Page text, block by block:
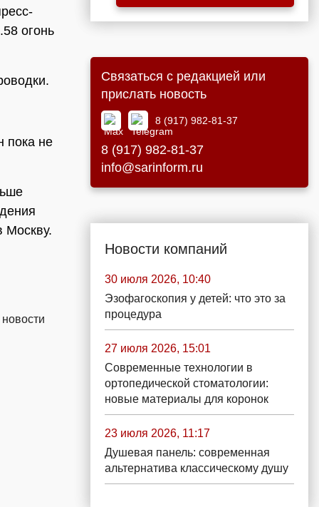
огонь
пока не
Москву.
Связаться с редакцией или
прислать новость
8 (917) 982-81-37
8 (917) 982-81-37
info@sarinform.ru
Новости компаний
30 июля 2026, 10:40
Эзофагоскопия у детей: что это за
процедура
27 июля 2026, 15:01
Современные технологии в
ортопедической стоматологии:
новые материалы для коронок
23 июля 2026, 11:17
Душевая панель: современная
альтернатива классическому душу